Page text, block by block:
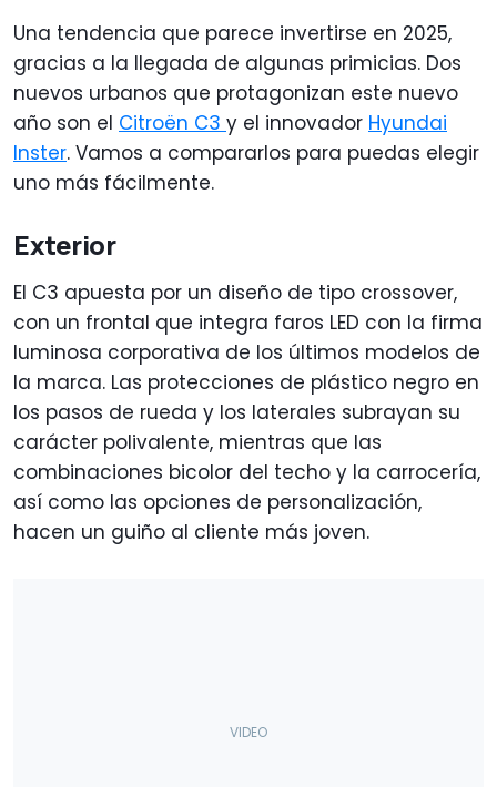
Una tendencia que parece invertirse en 2025,
gracias a la llegada de algunas primicias. Dos
nuevos urbanos que protagonizan este nuevo
año son el Citroën C3 y el innovador Hyundai
Inster. Vamos a compararlos para puedas elegir
uno más fácilmente.
Exterior
El C3 apuesta por un diseño de tipo crossover,
con un frontal que integra faros LED con la firma
luminosa corporativa de los últimos modelos de
la marca. Las protecciones de plástico negro en
los pasos de rueda y los laterales subrayan su
carácter polivalente, mientras que las
combinaciones bicolor del techo y la carrocería,
así como las opciones de personalización,
hacen un guiño al cliente más joven.